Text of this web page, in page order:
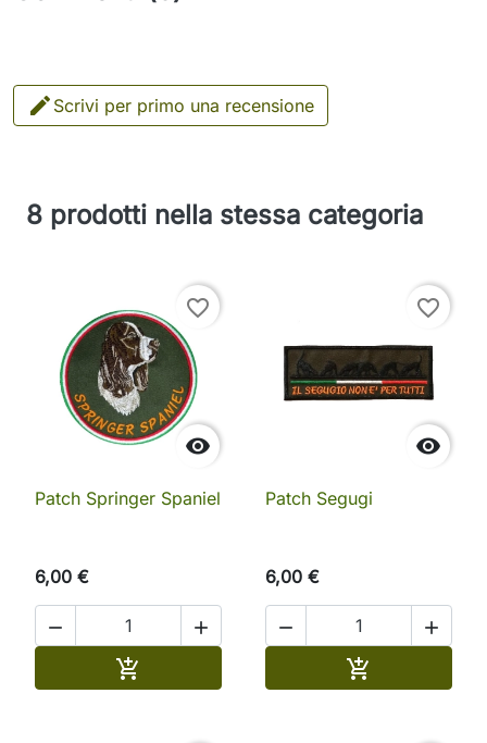
 Scrivi per primo una recensione
8 prodotti nella stessa categoria

favorite_border
Patch Springer Spaniel
6,00 €
 


favorite_border
Patch Segugi
6,00 €
 
